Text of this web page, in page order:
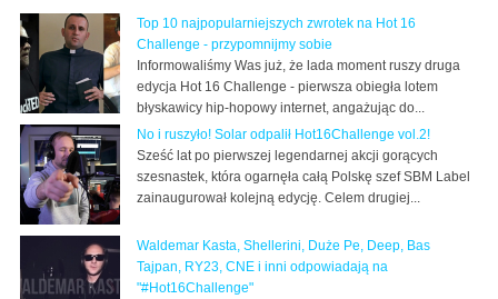
Top 10 najpopularniejszych zwrotek na Hot 16
Challenge - przypomnijmy sobie
Informowaliśmy Was już, że lada moment ruszy druga
edycja Hot 16 Challenge - pierwsza obiegła lotem
błyskawicy hip-hopowy internet, angażując do...
No i ruszyło! Solar odpalił Hot16Challenge vol.2!
Sześć lat po pierwszej legendarnej akcji gorących
szesnastek, która ogarnęła całą Polskę szef SBM Label
zainaugurował kolejną edycję. Celem drugiej...
Waldemar Kasta, Shellerini, Duże Pe, Deep, Bas
Tajpan, RY23, CNE i inni odpowiadają na
"#Hot16Challenge"